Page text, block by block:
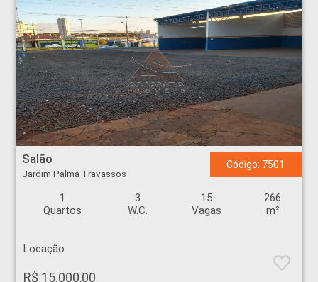
Salão - Jardim Palma Travassos - Ribeirão Preto
Salão
Jardim Palma Travassos
Código: 7501
1
Quartos
3
W.C.
15
Vagas
266
m²
Locação
R$ 15.000,00